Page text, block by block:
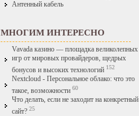
Антенный кабель
МНОГИМ ИНТЕРЕСНО
Vavada казино — площадка великолепных
игр от мировых провайдеров, щедрых
бонусов и высоких технологий 152
Nextcloud - Персональное облако: что это
такое, возможности 60
Что делать, если не заходит на конкретный
сайт? 25